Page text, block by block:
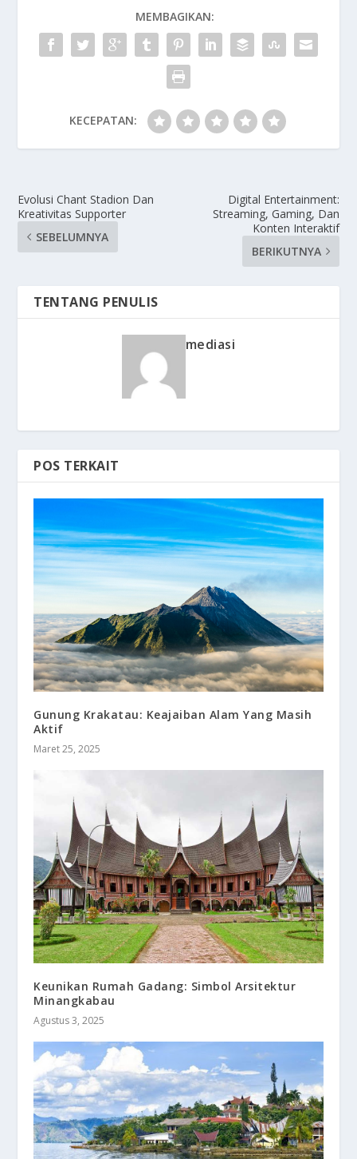
MEMBAGIKAN:
KECEPATAN:
Evolusi Chant Stadion Dan
Kreativitas Supporter
SEBELUMNYA
Digital Entertainment:
Streaming, Gaming, Dan
Konten Interaktif
BERIKUTNYA
TENTANG PENULIS
mediasi
POS TERKAIT
Gunung Krakatau: Keajaiban Alam Yang Masih
Aktif
Maret 25, 2025
Keunikan Rumah Gadang: Simbol Arsitektur
Minangkabau
Agustus 3, 2025